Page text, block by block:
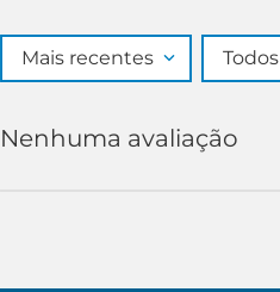
Mais recentes Todos
Nenhuma avaliação